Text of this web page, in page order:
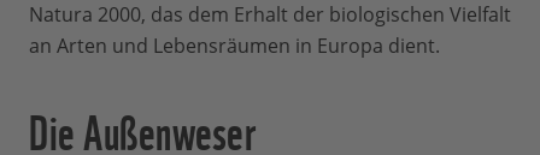
Natura 2000, das dem Erhalt der biologischen Vielfalt
an Arten und Lebensräumen in Europa dient.
Die Außenweser